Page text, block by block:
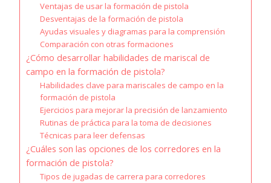
Ventajas de usar la formación de pistola
Desventajas de la formación de pistola
Ayudas visuales y diagramas para la comprensión
Comparación con otras formaciones
¿Cómo desarrollar habilidades de mariscal de
campo en la formación de pistola?
Habilidades clave para mariscales de campo en la
formación de pistola
Ejercicios para mejorar la precisión de lanzamiento
Rutinas de práctica para la toma de decisiones
Técnicas para leer defensas
¿Cuáles son las opciones de los corredores en la
formación de pistola?
Tipos de jugadas de carrera para corredores